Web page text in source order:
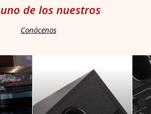
de los nuestros
Conócenos